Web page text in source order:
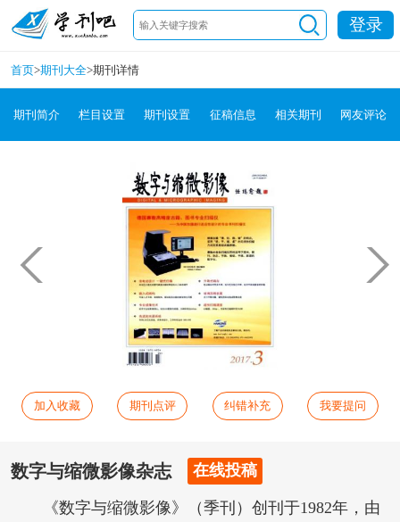
登录
首页>期刊大全>期刊详情
期刊简介 栏目设置 期刊设置 征稿信息 相关期刊 网友评论
加入收藏 期刊点评 纠错补充 我要提问
数字与缩微影像杂志 在线投稿
《数字与缩微影像》（季刊）创刊于1982年，由